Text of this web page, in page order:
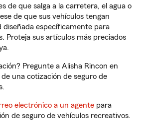
de que salga a la carretera, el agua o
de que sus vehículos tengan
diseñada específicamente para
Proteja sus artículos más preciados
Pregunte a Alisha Rincon en
de una cotización de seguro de
electrónico a un agente para
de seguro de vehículos recreativos.